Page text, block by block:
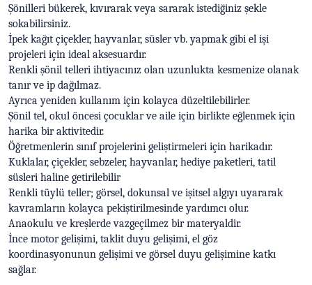
Şönilleri bükerek, kıvırarak veya sararak istediğiniz şekle
sokabilirsiniz.
İpek kağıt çiçekler, hayvanlar, süsler vb. yapmak gibi el işi
projeleri için ideal aksesuardır.
Renkli şönil telleri ihtiyacınız olan uzunlukta kesmenize olanak
tanır ve ip dağılmaz.
Ayrıca yeniden kullanım için kolayca düzeltilebilirler.
Şönil tel, okul öncesi çocuklar ve aile için birlikte eğlenmek için
harika bir aktivitedir.
Öğretmenlerin sınıf projelerini geliştirmeleri için harikadır.
Kuklalar, çiçekler, sebzeler, hayvanlar, hediye paketleri, tatil
süsleri haline getirilebilir
Renkli tüylü teller; görsel, dokunsal ve işitsel algıyı uyararak
kavramların kolayca pekiştirilmesinde yardımcı olur.
Anaokulu ve kreşlerde vazgeçilmez bir materyaldir.
İnce motor gelişimi, taklit duyu gelişimi, el göz
koordinasyonunun gelişimi ve görsel duyu gelişimine katkı
sağlar.